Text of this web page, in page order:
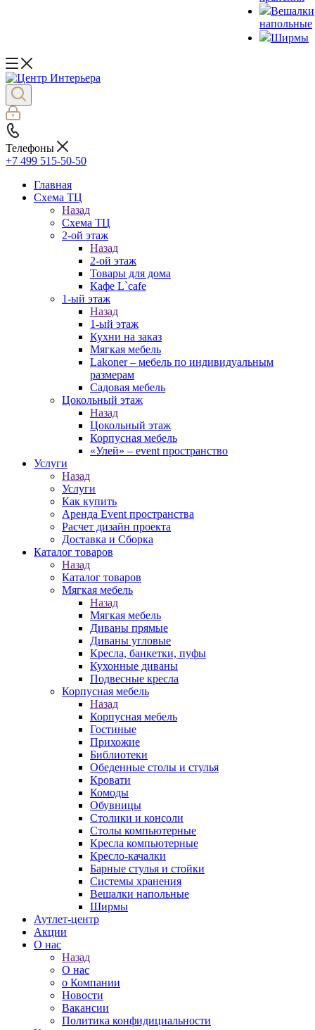
Вешалки
напольные
Ширмы
Телефоны
+7 499 515-50-50
Главная
Схема ТЦ
Назад
Схема ТЦ
2-ой этаж
Назад
2-ой этаж
Товары для дома
Кафе L`cafe
1-ый этаж
Назад
1-ый этаж
Кухни на заказ
Мягкая мебель
Lakoner – мебель по индивидуальным
размерам
Садовая мебель
Цокольный этаж
Назад
Цокольный этаж
Корпусная мебель
«Улей» – event пространство
Услуги
Назад
Услуги
Как купить
Аренда Event пространства
Расчет дизайн проекта
Доставка и Сборка
Каталог товаров
Назад
Каталог товаров
Мягкая мебель
Назад
Мягкая мебель
Диваны прямые
Диваны угловые
Кресла, банкетки, пуфы
Кухонные диваны
Подвесные кресла
Корпусная мебель
Назад
Корпусная мебель
Гостиные
Прихожие
Библиотеки
Обеденные столы и стулья
Кровати
Комоды
Обувницы
Столики и консоли
Столы компьютерные
Кресла компьютерные
Кресло-качалки
Барные стулья и стойки
Системы хранения
Вешалки напольные
Ширмы
Аутлет-центр
Акции
О нас
Назад
О нас
о Компании
Новости
Вакансии
Политика конфидициальности